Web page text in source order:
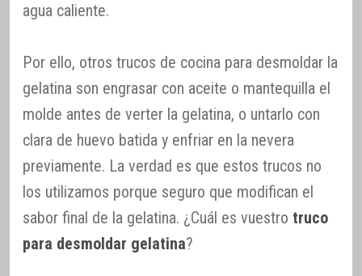
agua caliente.
Por ello, otros trucos de cocina para desmoldar la
gelatina son engrasar con aceite o mantequilla el
molde antes de verter la gelatina, o untarlo con
clara de huevo batida y enfriar en la nevera
previamente. La verdad es que estos trucos no
los utilizamos porque seguro que modifican el
sabor final de la gelatina. ¿Cuál es vuestro truco
para desmoldar gelatina?